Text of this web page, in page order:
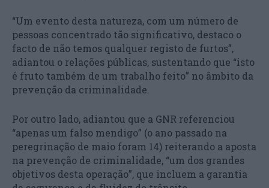
“Um evento desta natureza, com um número de
pessoas concentrado tão significativo, destaco o
facto de não temos qualquer registo de furtos”,
adiantou o relações públicas, sustentando que “isto
é fruto também de um trabalho feito” no âmbito da
prevenção da criminalidade.
Por outro lado, adiantou que a GNR referenciou
“apenas um falso mendigo” (o ano passado na
peregrinação de maio foram 14) reiterando a aposta
na prevenção de criminalidade, “um dos grandes
objetivos desta operação”, que incluem a garantia